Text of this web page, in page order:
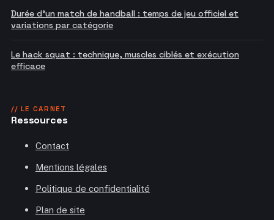
Durée d'un match de handball : temps de jeu officiel et
variations par catégorie
Le hack squat : technique, muscles ciblés et exécution
efficace
// LE CARNET
Ressources
Contact
Mentions légales
Politique de confidentialité
Plan de site